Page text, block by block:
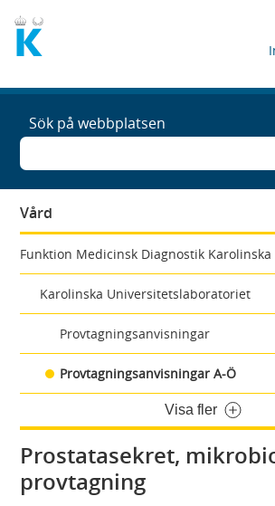
Sök på webbplatsen
Vård
Funktion Medicinsk Diagnostik Karolinska
Karolinska Universitetslaboratoriet
Provtagningsanvisningar
Provtagningsanvisningar A-Ö
Visa fler
Prostatasekret,
provtagning